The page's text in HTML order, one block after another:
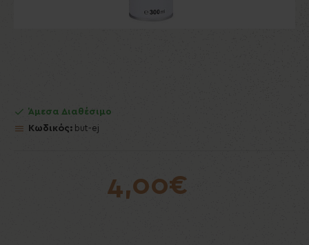
4,00€
Άμεσα Διαθέσιμο
Κωδικός: but-ej